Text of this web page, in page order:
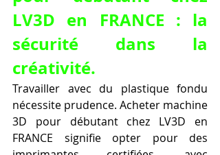
LV3D en FRANCE : la
sécurité dans la
créativité.
Travailler avec du plastique fondu
nécessite prudence. Acheter machine
3D pour débutant chez LV3D en
FRANCE signifie opter pour des